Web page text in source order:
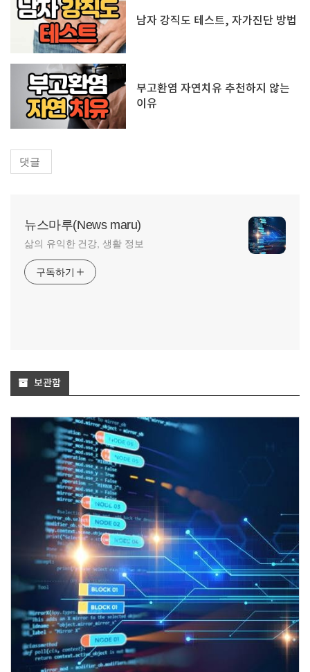
남자 강직도 테스트, 자가진단 방법
부고환염 자연치유 추천하지 않는
이유
댓글
뉴스마루(News maru)
삶의 유익한 건강, 생활 정보
구독하기
보관함